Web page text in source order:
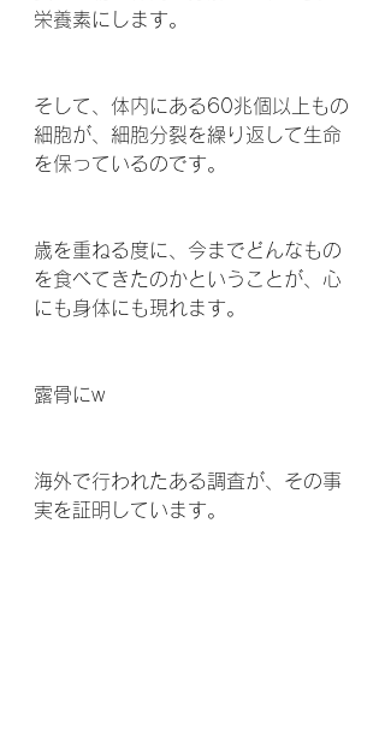
栄養素にします。
そして、体内にある60兆個以上もの
細胞が、細胞分裂を繰り返して生命
を保っているのです。
歳を重ねる度に、今までどんなもの
を食べてきたのかということが、心
にも身体にも現れます。
露骨にw
海外で行われたある調査が、その事
実を証明しています。